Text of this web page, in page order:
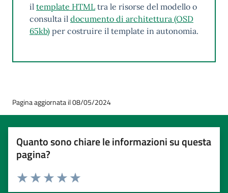
il template HTML tra le risorse del modello o
consulta il documento di architettura (OSD
65kb) per costruire il template in autonomia.
Pagina aggiornata il 08/05/2024
Quanto sono chiare le informazioni su questa
pagina?
Valuta 5 stelle su 5
Valuta 4 stelle su 5
Valuta 3 stelle su 5
Valuta 2 stelle su 5
Valuta 1 stelle su 5